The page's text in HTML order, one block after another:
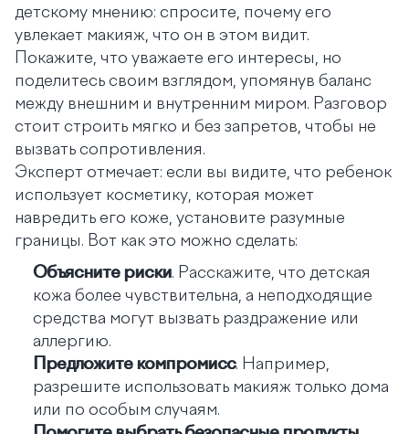
детскому мнению: спросите, почему его
увлекает макияж, что он в этом видит.
Покажите, что уважаете его интересы, но
поделитесь своим взглядом, упомянув баланс
между внешним и внутренним миром. Разговор
стоит строить мягко и без запретов, чтобы не
вызвать сопротивления.
Эксперт отмечает: если вы видите, что ребенок
использует косметику, которая может
навредить его коже, установите разумные
границы. Вот как это можно сделать:
Объясните риски. Расскажите, что детская
кожа более чувствительна, а неподходящие
средства могут вызвать раздражение или
аллергию.
Предложите компромисс. Например,
разрешите использовать макияж только дома
или по особым случаям.